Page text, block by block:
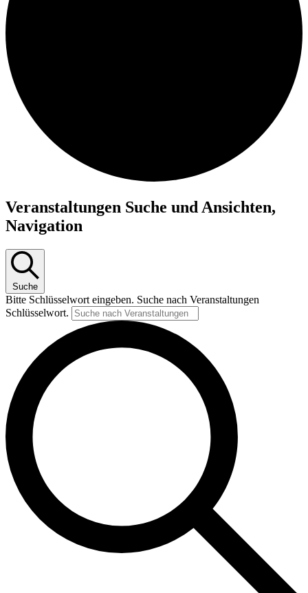
Veranstaltungen
Veranstaltungen Suche und Ansichten,
Navigation
Suche
Bitte Schlüsselwort eingeben. Suche nach Veranstaltungen
Schlüsselwort.